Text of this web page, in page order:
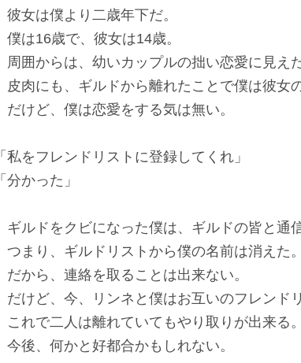
彼女は僕より二歳年下だ。
僕は16歳で、彼女は14歳。
周囲からは、幼いカップルの拙い恋愛に見え
皮肉にも、ギルドから離れたことで僕は彼女
だけど、僕は恋愛をする気は無い。
「私をフレンドリストに登録してくれ」
「分かった」
ギルドをクビになった僕は、ギルドの皆と通
つまり、ギルドリストから僕の名前は消えた。
だから、連絡を取ることは出来ない。
だけど、今、リンネと僕はお互いのフレンド
これで二人は離れていてもやり取りが出来る。
今後、何かと好都合かもしれない。